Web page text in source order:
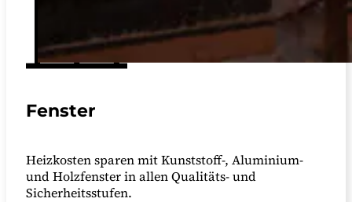
Fenster
Heizkosten sparen mit Kunststoff-, Aluminium-
und Holzfenster in allen Qualitäts- und
Sicherheitsstufen.